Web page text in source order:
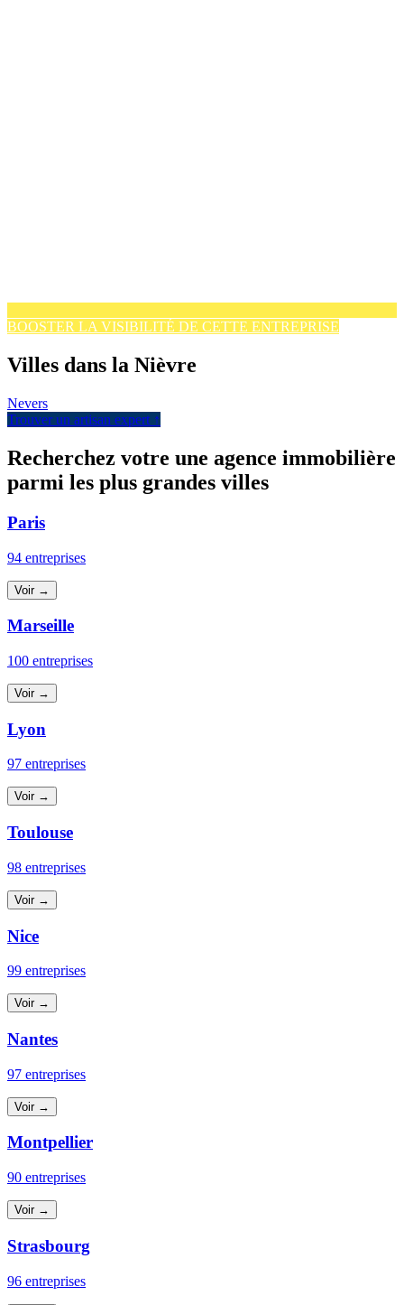
BOOSTER LA VISIBILITÉ DE CETTE ENTREPRISE
Villes dans la Nièvre
Nevers
Trouver un artisan expert ↑
Recherchez votre une agence immobilière
parmi les plus grandes villes
Paris
94 entreprises
Voir →
Marseille
100 entreprises
Voir →
Lyon
97 entreprises
Voir →
Toulouse
98 entreprises
Voir →
Nice
99 entreprises
Voir →
Nantes
97 entreprises
Voir →
Montpellier
90 entreprises
Voir →
Strasbourg
96 entreprises